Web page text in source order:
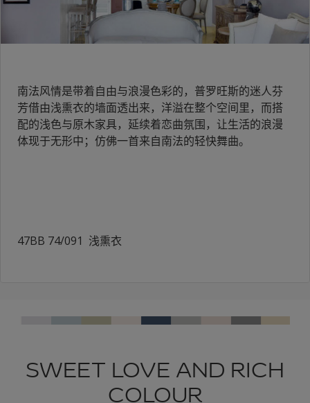
南法风情是带着自由与浪漫色彩的，普罗旺斯的迷人芬
芳借由浅熏衣的墙面透出来，洋溢在整个空间里，而搭
配的浅色与原木家具，延续着恋曲氛围，让生活的浪漫
体现于无形中；仿佛一首来自南法的轻快舞曲。
47BB 74/091 浅熏衣
SWEET LOVE AND RICH
COLOUR